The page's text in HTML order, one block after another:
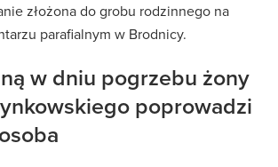
złożona do grobu rodzinnego na
parafialnym w Brodnicy.
w dniu pogrzebu żony
poprowadzi